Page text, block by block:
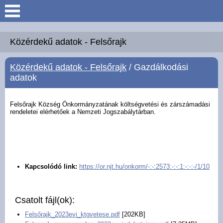
Keresés
Köszöntő
Hírek
Galéria
Közérdekű adatok - Felsőrajk
Közérdekű adatok - Felsőrajk / Gazdálkodási
adatok
Felsőrajk Község Önkormányzatának költségvetési és zárszámadási
rendeletei elérhetőek a Nemzeti Jogszabálytárban.
Kapcsolódó link: https://or.njt.hu/onkorm/-:-:2573:-:-:1:-:-:-/1/10
Csatolt fájl(ok):
Felsőrajk_2023evi_ktgvetese.pdf [202KB]